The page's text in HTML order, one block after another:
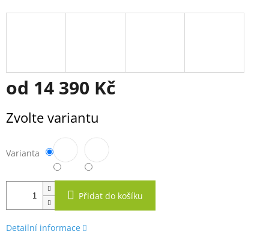
od 14 390 Kč
cena:
Zvolte variantu
Varianta
Přidat do košíku
Detailní informace